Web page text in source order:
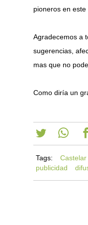
pioneros en
Agradecemos a
sugerencias,
mas que no
Como diría un
Tags: Castelar
publicidad